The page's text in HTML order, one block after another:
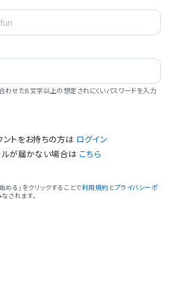
わせた8文字以上の想定されにくいパスワードを入力
ントをお持ちの方は ログイン
ルが届かない場合は こちら
める」をクリックすることで利用規約 とプライバシーポ
されます。